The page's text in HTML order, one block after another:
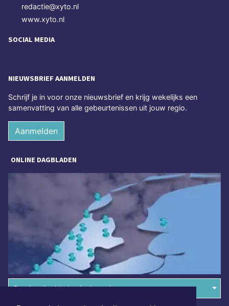
redactie@xyto.nl
www.xyto.nl
SOCIAL MEDIA
NIEUWSBRIEF AANMELDEN
Schrijf je in voor onze nieuwsbrief en krijg wekelijks een
samenvatting van alle gebeurtenissen uit jouw regio.
Aanmelden
ONLINE DAGBLADEN
Overige dagbladen in de regio